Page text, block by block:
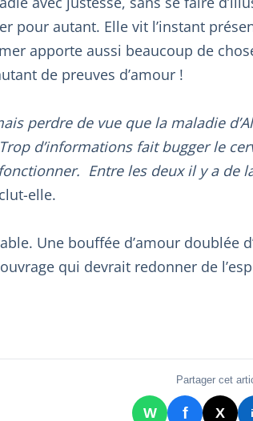
pour autant. Elle vit l’instant
apporte aussi beaucoup de
de preuves d’amour !
perdre de vue que la maladie
d’informations fait bugger le
Entre les deux il y a de
elle.
Une bouffée d’amour doublée
qui devrait redonner de
Partager cet
W f X